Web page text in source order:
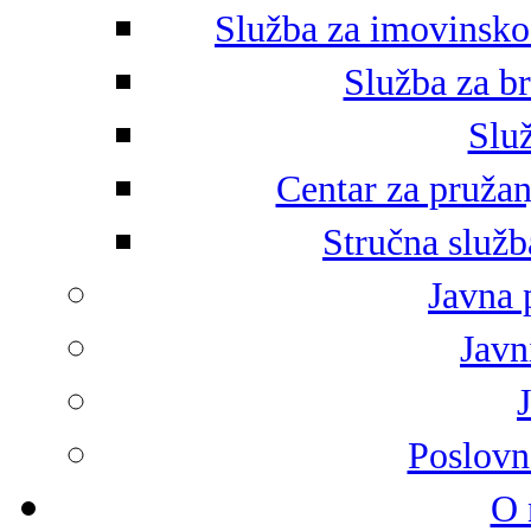
Služba za
Služba za
Centar za
Stručna
Javna
O